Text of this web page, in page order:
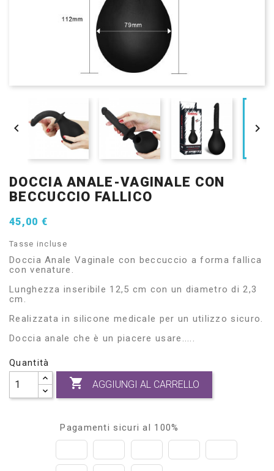
 
DOCCIA ANALE-VAGINALE CON
BECCUCCIO FALLICO
45,00 €
Tasse incluse
Doccia Anale Vaginale con beccuccio a forma fallica
con venature.
Lunghezza inseribile 12,5 cm con un diametro di 2,3
cm.
Realizzata in silicone medicale per un utilizzo sicuro.
Doccia anale che è un piacere usare.....
Quantità
 AGGIUNGI AL CARRELLO
Pagamenti sicuri al 100%